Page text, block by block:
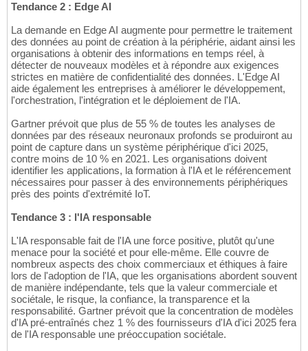
Tendance 2 : Edge AI
La demande en Edge AI augmente pour permettre le traitement
des données au point de création à la périphérie, aidant ainsi les
organisations à obtenir des informations en temps réel, à
détecter de nouveaux modèles et à répondre aux exigences
strictes en matière de confidentialité des données. L'Edge AI
aide également les entreprises à améliorer le développement,
l'orchestration, l'intégration et le déploiement de l'IA.
Gartner prévoit que plus de 55 % de toutes les analyses de
données par des réseaux neuronaux profonds se produiront au
point de capture dans un système périphérique d'ici 2025,
contre moins de 10 % en 2021. Les organisations doivent
identifier les applications, la formation à l'IA et le référencement
nécessaires pour passer à des environnements périphériques
près des points d'extrémité IoT.
Tendance 3 : l'IA responsable
L'IA responsable fait de l'IA une force positive, plutôt qu'une
menace pour la société et pour elle-même. Elle couvre de
nombreux aspects des choix commerciaux et éthiques à faire
lors de l'adoption de l'IA, que les organisations abordent souvent
de manière indépendante, tels que la valeur commerciale et
sociétale, le risque, la confiance, la transparence et la
responsabilité. Gartner prévoit que la concentration de modèles
d'IA pré-entraînés chez 1 % des fournisseurs d'IA d'ici 2025 fera
de l'IA responsable une préoccupation sociétale.